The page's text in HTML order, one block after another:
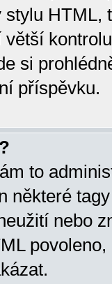
HTML,
si
příspěvku.
to
některé
nebo